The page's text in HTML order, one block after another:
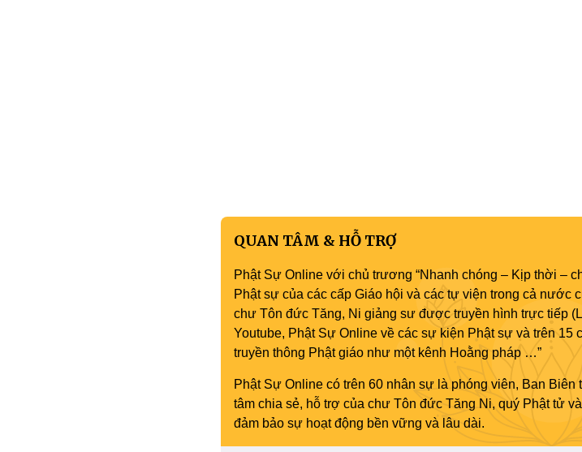
QUAN TÂM & HỖ TRỢ
Phật Sự Online với chủ trương “Nhanh chóng – Kịp thời –
Phật sự của các cấp Giáo hội và các tự viện trong cả nước
chư Tôn đức Tăng, Ni giảng sư được truyền hình trực tiếp
Youtube, Phật Sự Online về các sự kiện Phật sự và trên 15
truyền thông Phật giáo như một kênh Hoằng pháp …”
Phật Sự Online có trên 60 nhân sự là phóng viên, Ban
tâm chia sẻ, hỗ trợ của chư Tôn đức Tăng Ni, quý Phật tử
đảm bảo sự hoạt động bền vững và lâu dài.